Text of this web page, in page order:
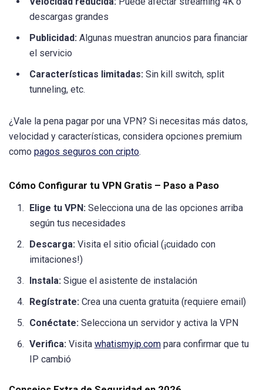
descargas grandes
Publicidad: Algunas muestran anuncios para financiar
el servicio
Características limitadas: Sin kill switch, split
tunneling, etc.
¿Vale la pena pagar por una VPN? Si necesitas más datos,
velocidad y características, considera opciones premium
como pagos seguros con cripto.
Cómo Configurar tu VPN Gratis – Paso a Paso
Elige tu VPN: Selecciona una de las opciones arriba
según tus necesidades
Descarga: Visita el sitio oficial (¡cuidado con
imitaciones!)
Instala: Sigue el asistente de instalación
Regístrate: Crea una cuenta gratuita (requiere email)
Conéctate: Selecciona un servidor y activa la VPN
Verifica: Visita whatismyip.com para confirmar que tu
IP cambió